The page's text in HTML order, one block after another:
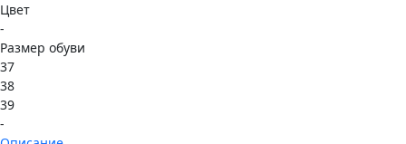
Цвет
-
Размер обуви
37
38
39
-